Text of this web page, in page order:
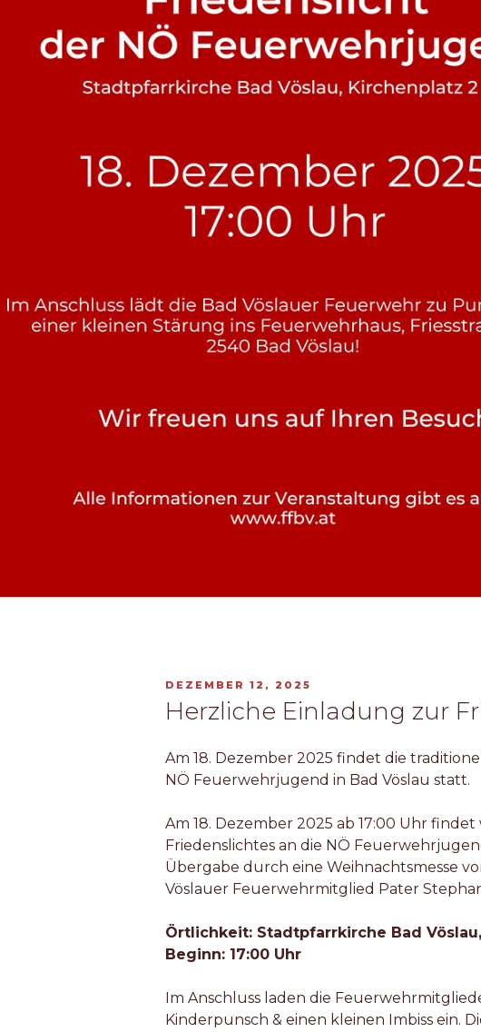
VERÖFFENTLICHT
DEZEMBER 12, 2025
Herzliche Einladung zur
Am 18. Dezember 2025 findet die
NÖ Feuerwehrjugend in Bad Vöslau statt.
Am 18. Dezember 2025 ab 17:00 Uhr
Friedenslichtes an die NÖ
Übergabe durch eine Weihnachtsmesse
Vöslauer Feuerwehrmitglied Pater
Örtlichkeit: Stadtpfarrkirche Bad
Beginn: 17:00 Uhr
Im Anschluss laden die
Kinderpunsch & einen kleinen Imbiss ein.